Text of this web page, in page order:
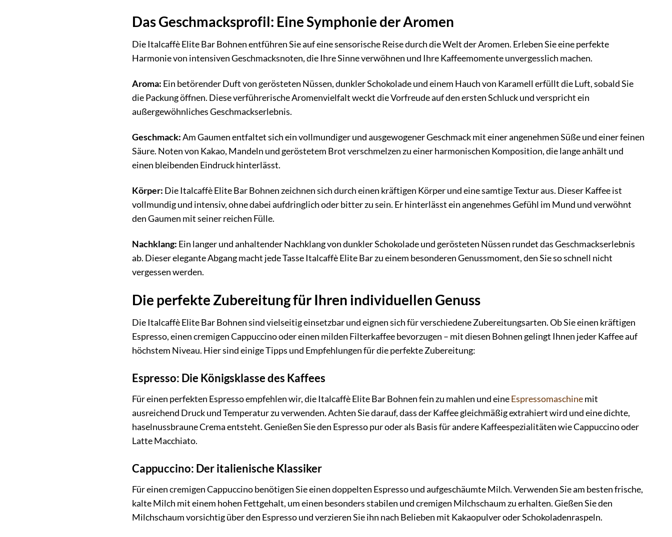
Das Geschmacksprofil: Eine Symphonie der Aromen
Die Italcaffè Elite Bar Bohnen entführen Sie auf eine sensorische Reise durch die Welt der Aromen. Erleben Sie eine perfekte
Harmonie von intensiven Geschmacksnoten, die Ihre Sinne verwöhnen und Ihre Kaffeemomente unvergesslich machen.
Aroma: Ein betörender Duft von gerösteten Nüssen, dunkler Schokolade und einem Hauch von Karamell erfüllt die Luft, sobald Sie
die Packung öffnen. Diese verführerische Aromenvielfalt weckt die Vorfreude auf den ersten Schluck und verspricht ein
außergewöhnliches Geschmackserlebnis.
Geschmack:Am Gaumen entfaltet sich ein vollmundiger und ausgewogener Geschmack mit einer angenehmen Süße und einer feinen
Säure. Noten von Kakao, Mandeln und geröstetem Brot verschmelzen zu einer harmonischen Komposition, die lange anhält und
einen bleibenden Eindruck hinterlässt.
Körper: Die Italcaffè Elite Bar Bohnen zeichnen sich durch einen kräftigen Körper und eine samtige Textur aus. Dieser Kaffee ist
vollmundig und intensiv, ohne dabei aufdringlich oder bitter zu sein. Er hinterlässt ein angenehmes Gefühl im Mund und verwöhnt
den Gaumen mit seiner reichen Fülle.
Nachklang: Ein langer und anhaltender Nachklang von dunkler Schokolade und gerösteten Nüssen rundet das Geschmackserlebnis
ab. Dieser elegante Abgang macht jede Tasse Italcaffè Elite Bar zu einem besonderen Genussmoment, den Sie so schnell nicht
vergessen werden.
Die perfekte Zubereitung für Ihren individuellen Genuss
Die Italcaffè Elite Bar Bohnen sind vielseitig einsetzbar und eignen sich für verschiedene Zubereitungsarten. Ob Sie einen kräftigen
Espresso, einen cremigen Cappuccino oder einen milden Filterkaffee bevorzugen – mit diesen Bohnen gelingt Ihnen jeder Kaffee auf
höchstem Niveau. Hier sind einige Tipps und Empfehlungen für die perfekte Zubereitung:
Espresso: Die Königsklasse des Kaffees
Für einen perfekten Espresso empfehlen wir, die Italcaffè Elite Bar Bohnen fein zu mahlen und eineEspressomaschinemit
ausreichend Druck und Temperatur zu verwenden. Achten Sie darauf, dass der Kaffee gleichmäßig extrahiert wird und eine dichte,
haselnussbraune Crema entsteht. Genießen Sie den Espresso pur oder als Basis für andere Kaffeespezialitäten wie Cappuccino oder
Latte Macchiato.
Cappuccino: Der italienische Klassiker
Für einen cremigen Cappuccino benötigen Sie einen doppelten Espresso und aufgeschäumte Milch. Verwenden Sie am besten frische,
kalte Milch mit einem hohen Fettgehalt, um einen besonders stabilen und cremigen Milchschaum zu erhalten. Gießen Sie den
Milchschaum vorsichtig über den Espresso und verzieren Sie ihn nach Belieben mit Kakaopulver oder Schokoladenraspeln.